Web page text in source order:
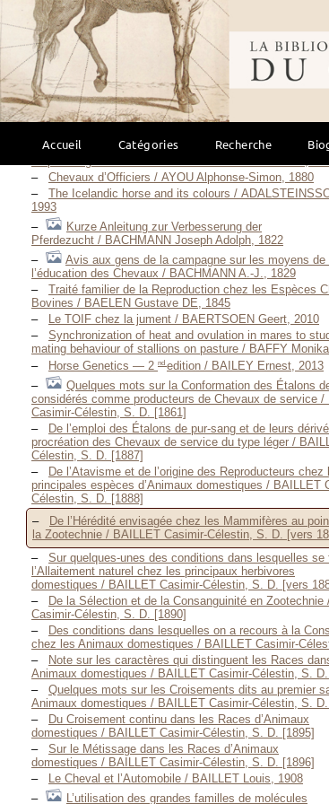
Bibliothèque
Accueil Catégories Recherche
Le jugement en concours d’élevage, anglo arabe, ACA
selle français / ACA France, 2013
Contribution à l’étude des marqueurs génétiques
cheval / ATALLAH Névine, 1979
Races d’hier pour l’élevage de demain / AUDIOT
Étude des caractéristiques séminales d’une
de race anglo-arabe / AUFILS Valérie, 2004
De l’Élevage du Cheval dans le Département de
CD-Rom de néonatalogie équine : reconnaître les
Chevaux d’Officiers / AYOU Alphonse-Simon, 1880
The Icelandic horse and its colours /
1993
Kurze Anleitung zur Verbesserung der
Pferdezucht / BACHMANN Joseph Adolph, 1822
Avis aux gens de la campagne sur les moyens de
l’éducation des Chevaux / BACHMANN A.-J., 1829
Traité familier de la Reproduction chez les Espèces
Bovines / BAELEN Gustave DE, 1845
Le TOIF chez la jument / BAERTSOEN Geert, 2010
Synchronization of heat and ovulation in mares to
mating behaviour of stallions on pasture / BAFFY
Horse Genetics — 2 nd edition / BAILEY Ernest, 2013
Quelques mots sur la Conformation des Étalons
considérés comme producteurs de Chevaux de service /
Casimir-Célestin, S. D. [1861]
De l’emploi des Étalons de pur-sang et de leurs
procréation des Chevaux de service du type léger /
Célestin, S. D. [1887]
De l’Atavisme et de l’origine des Reproducteurs chez
principales espèces d’Animaux domestiques / BAILLET
Célestin, S. D. [1888]
De l’Hérédité envisagée chez les Mammifères au
la Zootechnie / BAILLET Casimir-Célestin, S. D. [vers
Sur quelques-unes des conditions dans lesquelles se
l’Allaitement naturel chez les principaux herbivores
domestiques / BAILLET Casimir-Célestin, S. D. [vers
De la Sélection et de la Consanguinité en Zootechnie
Casimir-Célestin, S. D. [1890]
Des conditions dans lesquelles on a recours à la
chez les Animaux domestiques / BAILLET Casimir-
Note sur les caractères qui distinguent les Races
Animaux domestiques / BAILLET Casimir-Célestin, S. D.
Quelques mots sur les Croisements dits au premier
Animaux domestiques / BAILLET Casimir-Célestin, S. D.
Du Croisement continu dans les Races d’Animaux
domestiques / BAILLET Casimir-Célestin, S. D. [1895]
Sur le Métissage dans les Races d’Animaux
domestiques / BAILLET Casimir-Célestin, S. D. [1896]
Le Cheval et l’Automobile / BAILLET Louis, 1908
L’utilisation des grandes familles de molécules